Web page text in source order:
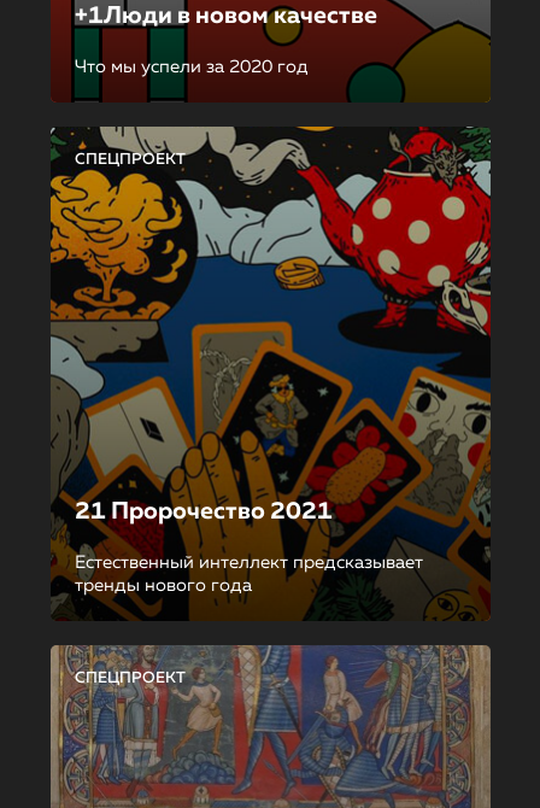
+1Люди в новом качестве
Что мы успели за 2020 год
СПЕЦПРОЕКТ
21 Пророчество 2021
Естественный интеллект предсказывает
тренды нового года
СПЕЦПРОЕКТ